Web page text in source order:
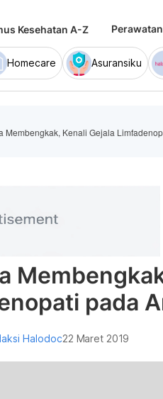
Kesehatan A-Z
Homecare Asuransiku
Membengkak, Kenali Gejala
pada
Halodoc22 Maret 2019